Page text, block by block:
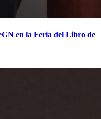
en la Feria del Libro de